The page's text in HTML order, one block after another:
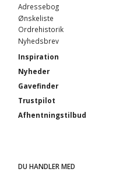
Adressebog
Ønskeliste
Ordrehistorik
Nyhedsbrev
Inspiration
Nyheder
Gavefinder
Trustpilot
Afhentningstilbud
DU HANDLER MED